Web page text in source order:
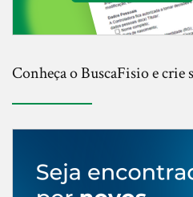
Conheça o BuscaFisio e crie